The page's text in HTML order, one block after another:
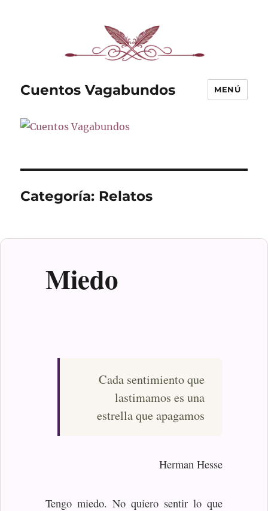
Cuentos Vagabundos MENÚ
Categoría: Relatos
Miedo
Cada sentimiento que
lastimamos es una
estrella que apagamos
Herman Hesse
Tengo miedo. No quiero sentir lo que